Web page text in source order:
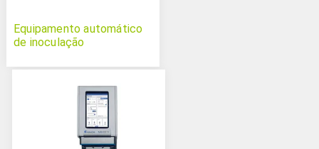
Equipamento automático
de inoculação